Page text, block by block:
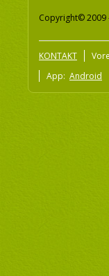
Copyright© 2009
KONTAKT
App: Android